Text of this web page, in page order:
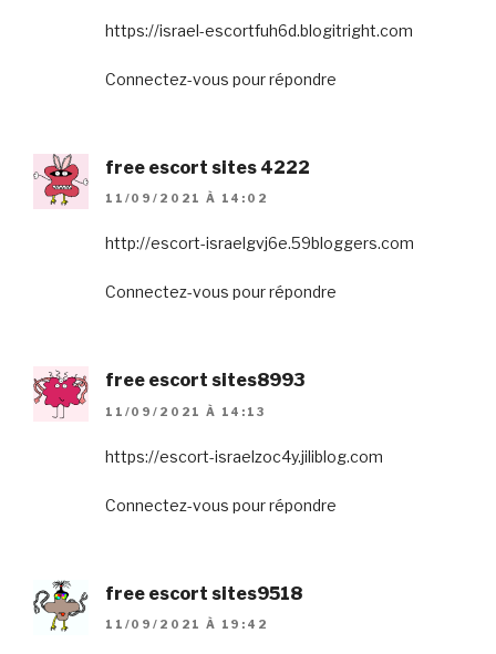
https://israel-escortfuh6d.blogitright.com
Connectez-vous pour répondre
free escort sites 4222
11/09/2021 À 14:02
http://escort-israelgvj6e.59bloggers.com
Connectez-vous pour répondre
free escort sites8993
11/09/2021 À 14:13
https://escort-israelzoc4y.jiliblog.com
Connectez-vous pour répondre
free escort sites9518
11/09/2021 À 19:42